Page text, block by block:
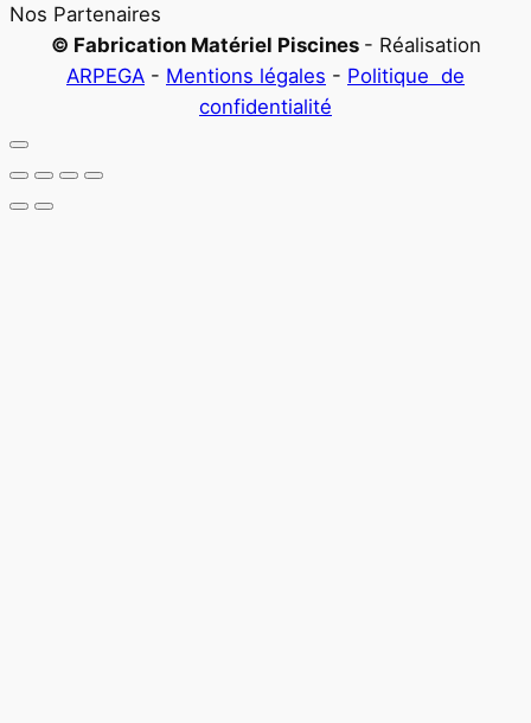
Nos Partenaires
© Fabrication Matériel Piscines - Réalisation
ARPEGA - Mentions légales - Politique de
confidentialité